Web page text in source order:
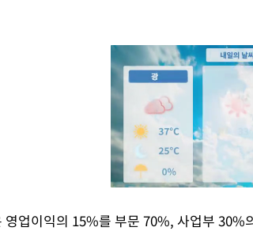
영업이익의 15%를 부문 70%, 사업부 30%